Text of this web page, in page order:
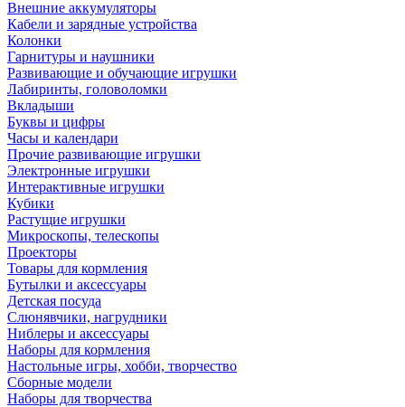
Внешние аккумуляторы
Кабели и зарядные устройства
Колонки
Гарнитуры и наушники
Развивающие и обучающие игрушки
Лабиринты, головоломки
Вкладыши
Буквы и цифры
Часы и календари
Прочие развивающие игрушки
Электронные игрушки
Интерактивные игрушки
Кубики
Растущие игрушки
Микроскопы, телескопы
Проекторы
Товары для кормления
Бутылки и аксессуары
Детская посуда
Слюнявчики, нагрудники
Ниблеры и аксессуары
Наборы для кормления
Настольные игры, хобби, творчество
Сборные модели
Наборы для творчества